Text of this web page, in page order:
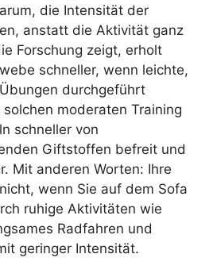
die Intensität der
anstatt die Aktivität ganz
Forschung zeigt, erholt
schneller, wenn leichte,
durchgeführt
moderaten Training
schneller von
Giftstoffen befreit und
Mit anderen Worten: Ihre
wenn Sie auf dem Sofa
ruhige Aktivitäten wie
Radfahren und
geringer Intensität.